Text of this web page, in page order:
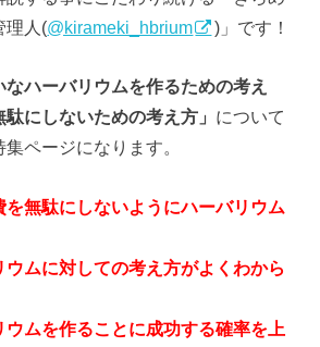
理人(@kirameki_hbrium )」です！
なハーバリウムを作るための考え
駄にしないための考え方」 について
ページになります。
を無駄にしないようにハーバリウム
ウムに対しての考え方がよくわから
ウムを作ることに成功する確率を上